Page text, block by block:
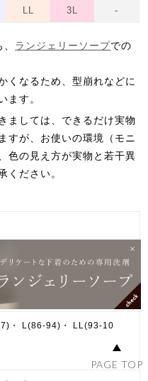
LL 3L -
ランジェリーソープでの
くなるため、型崩れなどに
ます。
ましては、できるだけ実物
すが、お使いの環境（モニ
色の見え方が実物と若干異
ください。
す。)
レージュ・エクリュ
・ L(86-94)・ LL(93-10
PAGE TOP